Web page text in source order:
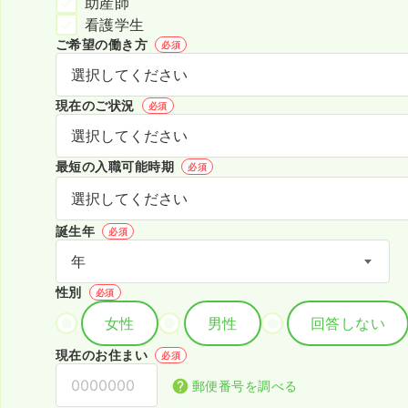
看護学生
ご希望の働き方 必須
現在のご状況 必須
最短の入職可能時期 必須
誕生年 必須
性別 必須
女性 男性 回答しない
現在のお住まい 必須
郵便番号を調べる